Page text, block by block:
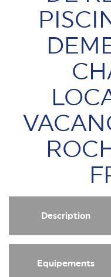
Description
Equipements